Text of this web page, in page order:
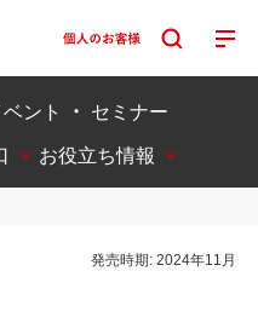
ント ・ セミナー
お役立ち情報
発売時期:2024年11月